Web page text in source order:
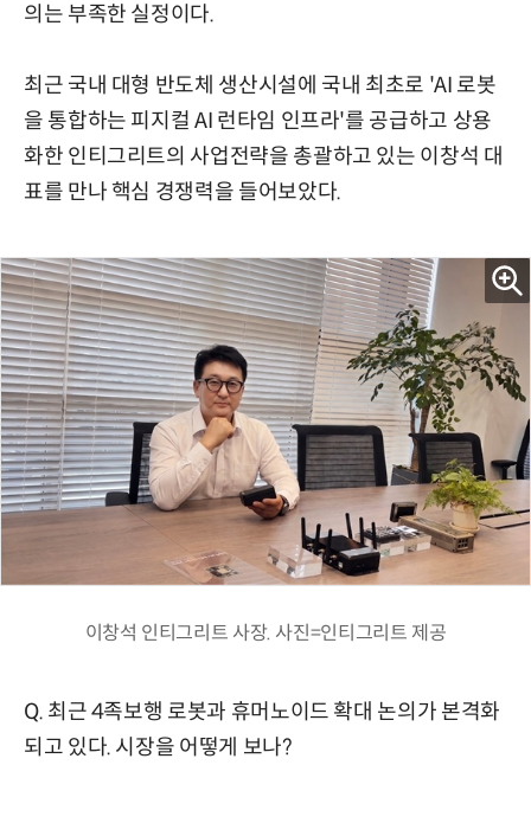
의는 부족한 실정이다.
최근 국내 대형 반도체 생산시설에 국내 최초로 'AI 로봇
을 통합하는 피지컬 AI 런타임 인프라'를 공급하고 상용
화한 인티그리트의 사업전략을 총괄하고 있는 이창석 대
표를 만나 핵심 경쟁력을 들어보았다.
이창석 인티그리트 사장. 사진=인티그리트 제공
Q. 최근 4족보행 로봇과 휴머노이드 확대 논의가 본격화
되고 있다. 시장을 어떻게 보나?